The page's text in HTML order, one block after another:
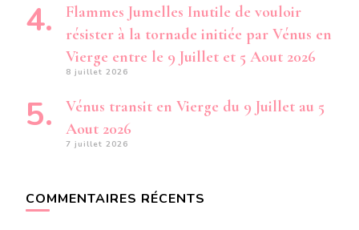
Flammes Jumelles Inutile de vouloir
résister à la tornade initiée par Vénus en
Vierge entre le 9 Juillet et 5 Aout 2026
8 juillet 2026
Vénus transit en Vierge du 9 Juillet au 5
Aout 2026
7 juillet 2026
COMMENTAIRES RÉCENTS